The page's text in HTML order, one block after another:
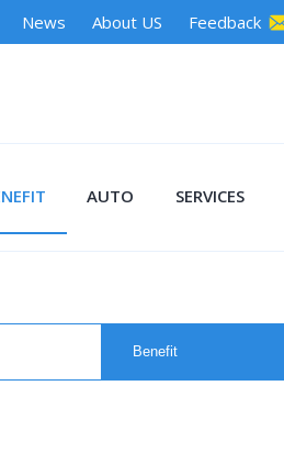
News About US Feedback
AUTO SERVICES